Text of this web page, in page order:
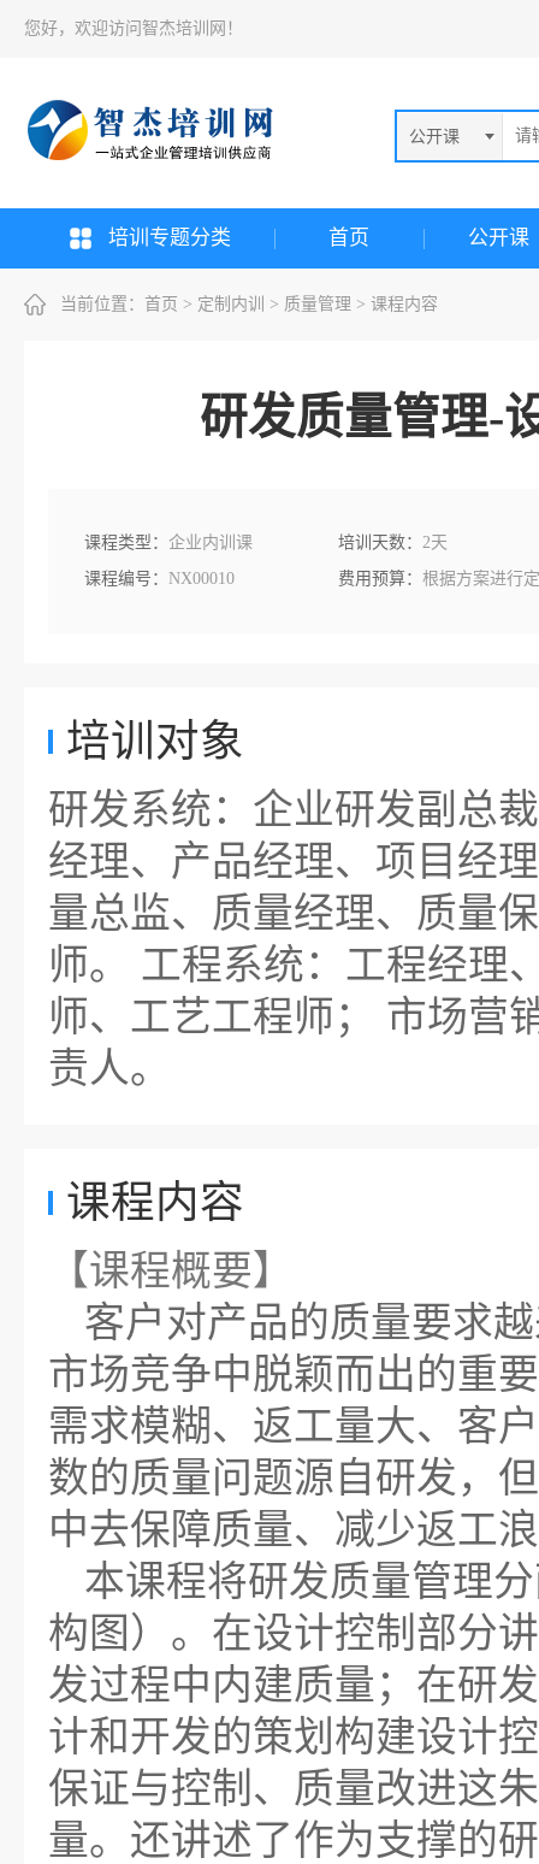
您好，欢迎访问智杰培训网！
公开课
培训专题分类 首页 公开课
当前位置： 首页 > 定制内训 > 质量管理 > 课程内容
研发质量管理-
课程类型： 企业内训课 培训天数：2天
课程编号： NX00010 费用预算：根据方案进行
培训对象
研发系统：企业研发副总
经理、产品经理、项目经
量总监、质量经理、质量
师。 工程系统：工程经理
师、工艺工程师； 市场营
责人。
课程内容
【课程概要】
客户对产品的质量要求
市场竞争中脱颖而出的重
需求模糊、返工量大、客
数的质量问题源自研发，
中去保障质量、减少返工
本课程将研发质量管理
构图）。在设计控制部分
发过程中内建质量；在研
计和开发的策划构建设计
保证与控制、质量改进这
量。还讲述了作为支撑的